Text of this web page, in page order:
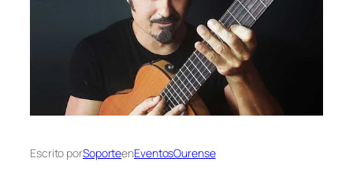
Escrito porSoporteenEventosOurense